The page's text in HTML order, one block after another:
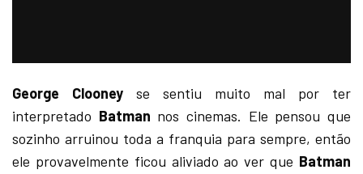
George Clooney se sentiu muito mal por ter
interpretado Batman nos cinemas. Ele pensou que
sozinho arruinou toda a franquia para sempre, então
ele provavelmente ficou aliviado ao ver que Batman